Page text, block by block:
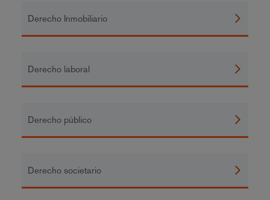
Derecho Inmobiliario
Derecho laboral
Derecho público
Derecho societario